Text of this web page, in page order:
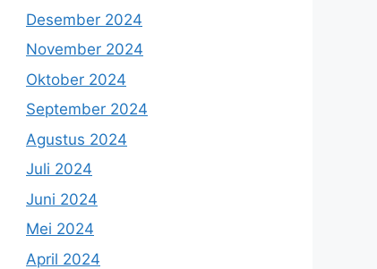
Desember 2024
November 2024
Oktober 2024
September 2024
Agustus 2024
Juli 2024
Juni 2024
Mei 2024
April 2024